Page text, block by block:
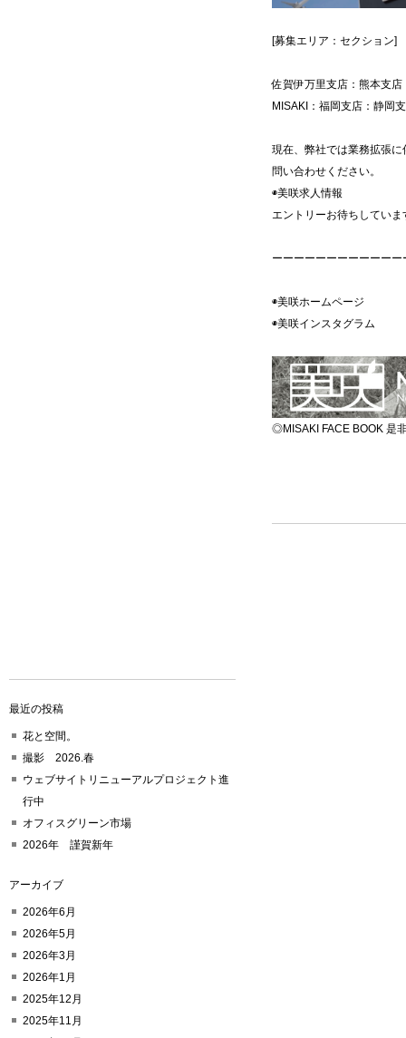
[募集エリア：セクション]
佐賀伊万里支店：熊本支
MISAKI：福岡支店：静岡
現在、弊社では業務拡張
問い合わせください。
◉美咲求人情報
エントリーお待ちしていま
ーーーーーーーーーーー
◉美咲ホームペー
◉美咲インスタグラ
◎MISAKI FACE BOOK 是
最近の投稿
花と空間。
撮影 2026.春
ウェブサイトリニューアルプロジェクト進
行中
オフィスグリーン市場
2026年 謹賀新年
アーカイブ
2026年6月
2026年5月
2026年3月
2026年1月
2025年12月
2025年11月